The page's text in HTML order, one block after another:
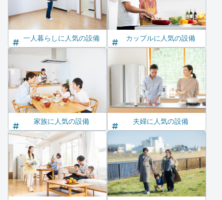
一人暮らしに人気の設備 カップルに人気の設備
家族に人気の設備 夫婦に人気の設備